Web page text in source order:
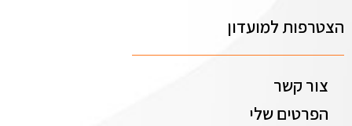
הצטרפות למועדון
צור קשר
הפרטים שלי